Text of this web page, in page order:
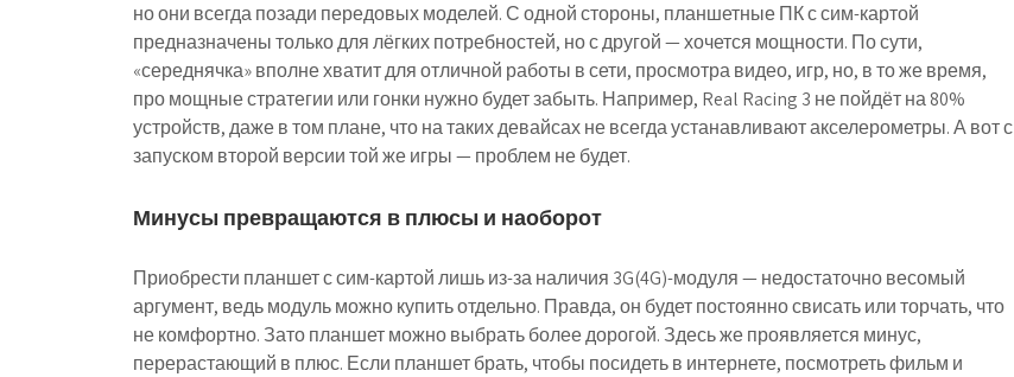
но они всегда позади передовых моделей. С одной стороны, планшетные ПК с сим-картой
предназначены только для лёгких потребностей, но с другой — хочется мощности. По сути,
«середнячка» вполне хватит для отличной работы в сети, просмотра видео, игр, но, в то же время,
про мощные стратегии или гонки нужно будет забыть. Например, Real Racing 3 не пойдёт на 80%
устройств, даже в том плане, что на таких девайсах не всегда устанавливают акселерометры. А вот с
запуском второй версии той же игры — проблем не будет.
Минусы превращаются в плюсы и наоборот
Приобрести планшет с сим-картой лишь из-за наличия 3G(4G)-модуля — недостаточно весомый
аргумент, ведь модуль можно купить отдельно. Правда, он будет постоянно свисать или торчать, что
не комфортно. Зато планшет можно выбрать более дорогой. Здесь же проявляется минус,
перерастающий в плюс. Если планшет брать, чтобы посидеть в интернете, посмотреть фильм и